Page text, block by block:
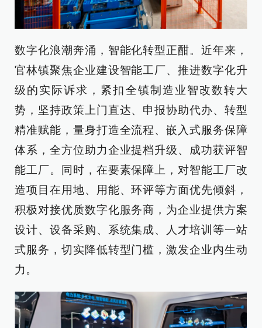
数字化浪潮奔涌，智能化转型正酣。近年来，
官林镇聚焦企业建设智能工厂、推进数字化升
级的实际诉求，紧扣全镇制造业智改数转大
势，坚持政策上门直达、申报协助代办、转型
精准赋能，量身打造全流程、嵌入式服务保障
体系，全方位助力企业提档升级、成功获评智
能工厂。同时，在要素保障上，对智能工厂改
造项目在用地、用能、环评等方面优先倾斜，
积极对接优质数字化服务商，为企业提供方案
设计、设备采购、系统集成、人才培训等一站
式服务，切实降低转型门槛，激发企业内生动
力。